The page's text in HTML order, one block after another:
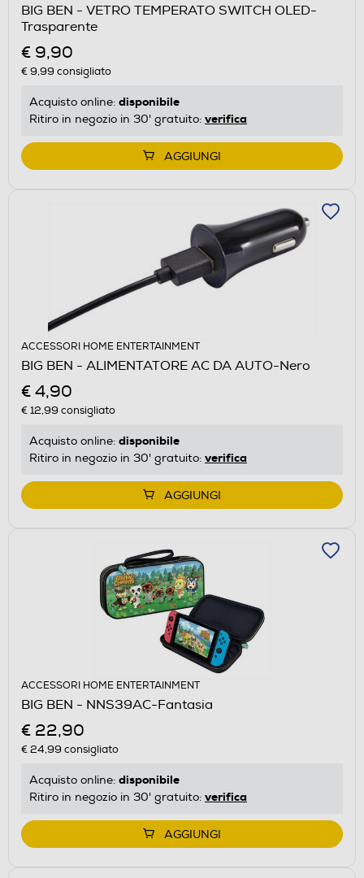
BIG BEN - VETRO TEMPERATO SWITCH OLED-
Trasparente
€ 9,90
€ 9,99 consigliato
Acquisto online: disponibile
Ritiro in negozio in 30' gratuito: verifica
AGGIUNGI
ACCESSORI HOME ENTERTAINMENT
BIG BEN - ALIMENTATORE AC DA AUTO-Nero
€ 4,90
€ 12,99 consigliato
Acquisto online: disponibile
Ritiro in negozio in 30' gratuito: verifica
AGGIUNGI
ACCESSORI HOME ENTERTAINMENT
BIG BEN - NNS39AC-Fantasia
€ 22,90
€ 24,99 consigliato
Acquisto online: disponibile
Ritiro in negozio in 30' gratuito: verifica
AGGIUNGI